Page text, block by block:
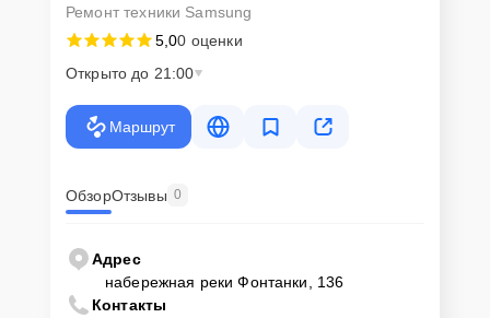
технику
сохранность устройства и соблюдение конфиденциальности
законодательства Российской Федерации.
Для начала ремонта духового шкафа достаточно оставить
. Специалисты оперативно проконсультируют по всем
вопросам, запишут на диагностику и предложат наиболее
удобные варианты доставки или выезда мастера.
Ремонт техники Samsung
5,00 оценки
Открыто до 21:00
Маршрут
ОбзорОтзывы 0
Адрес
набережная реки Фонтанки, 136
Контакты